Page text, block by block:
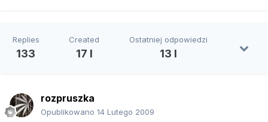
Replies
133
Created
17 l
Ostatniej odpowiedzi
13 l
rozpruszka
Opublikowano 14 Lutego 2009